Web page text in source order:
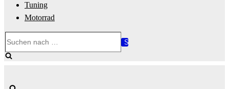
Tuning
Motorrad
nach …